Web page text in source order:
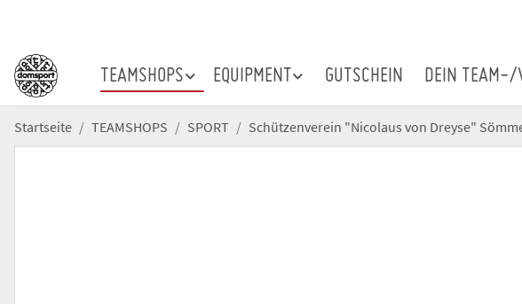
TEAMSHOPS EQUIPMENT GUTSCHEIN DEIN TEAM-/
Startseite TEAMSHOPS SPORT Schützenverein "Nicolaus von Dreyse"